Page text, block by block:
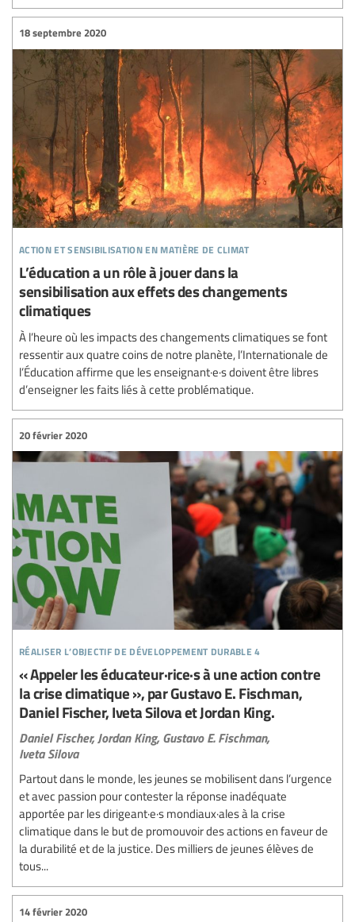
action et sensibilisation en matière de climat
18 septembre 2020
L’éducation a un rôle à jouer dans la
sensibilisation aux effets des changements
climatiques
À l’heure où les impacts des changements climatiques se font
ressentir aux quatre coins de notre planète, l’Internationale de
l’Éducation affirme que les enseignant·e·s doivent être libres
d’enseigner les faits liés à cette problématique.
réaliser l’objectif de développement durable 4
20 février 2020
« Appeler les éducateur·rice·s à une action contre
la crise climatique », par Gustavo E. Fischman,
Daniel Fischer, Iveta Silova et Jordan King.
Daniel Fischer,Jordan King, Gustavo E. Fischman,
Iveta Silova
Partout dans le monde, les jeunes se mobilisent dans l’urgence
et avec passion pour contester la réponse inadéquate
apportée par les dirigeant·e·s mondiaux·ales à la crise
climatique dans le but de promouvoir des actions en faveur de
la durabilité et de la justice. Des milliers de jeunes élèves de
tous...
14 février 2020